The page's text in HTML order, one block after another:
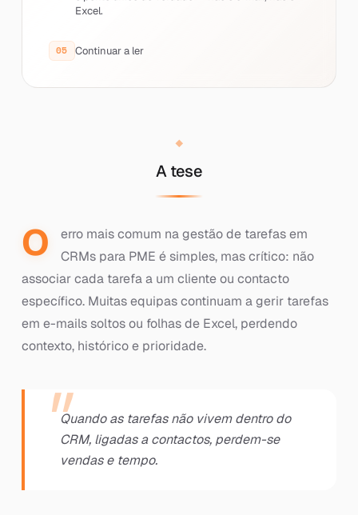
Excel.
Continuar a ler
A tese
O
erro mais comum na gestão de tarefas em
CRMs para PME é simples, mas crítico: não
associar cada tarefa a um cliente ou contacto
específico. Muitas equipas continuam a gerir tarefas
em e-mails soltos ou folhas de Excel, perdendo
contexto, histórico e prioridade.
Quando as tarefas não vivem dentro do
CRM, ligadas a contactos, perdem-se
vendas e tempo.